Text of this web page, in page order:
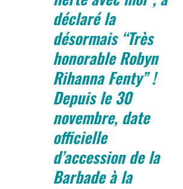
déclaré la
désormais “Très
honorable Robyn
Rihanna Fenty” !
Depuis le 30
novembre, date
officielle
d’accession de la
Barbade à la